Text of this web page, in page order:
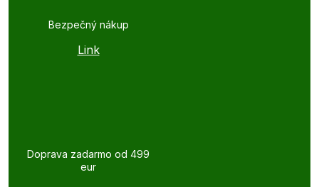
Bezpečný nákup
Link
Doprava zadarmo od 499
eur